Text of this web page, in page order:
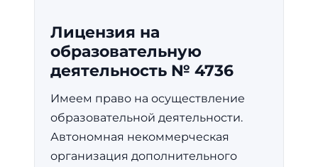
Лицензия на
образовательную
деятельность № 4736
Имеем право на осуществление
образовательной деятельности.
Автономная некоммерческая
организация дополнительного